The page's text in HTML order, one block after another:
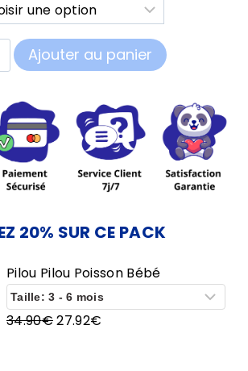
Ajouter au panier
20% SUR CE PACK
Pilou Pilou Poisson Bébé
34.90€Le
27.92€